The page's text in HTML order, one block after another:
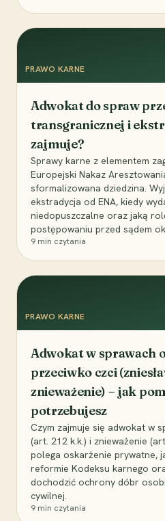
PRAWO KARNE
Adwokat do spraw
transgranicznej i
zajmuje?
Sprawy karne z elementem
Europejski Nakaz
sformalizowana dziedzina.
ekstradycja od ENA, kiedy
niedopuszczalne oraz jaką
postępowaniu przed sądem
9 min czytania
PRAWO KARNE
Adwokat w sprawach
przeciwko czci
znieważenie) – jak
potrzebujesz
Czym zajmuje się adwokat w
(art. 212 k.k.) i znieważenie
polega oskarżenie prywatne,
reformie Kodeksu karnego
dochodzić ochrony dóbr
cywilnej.
9 min czytania